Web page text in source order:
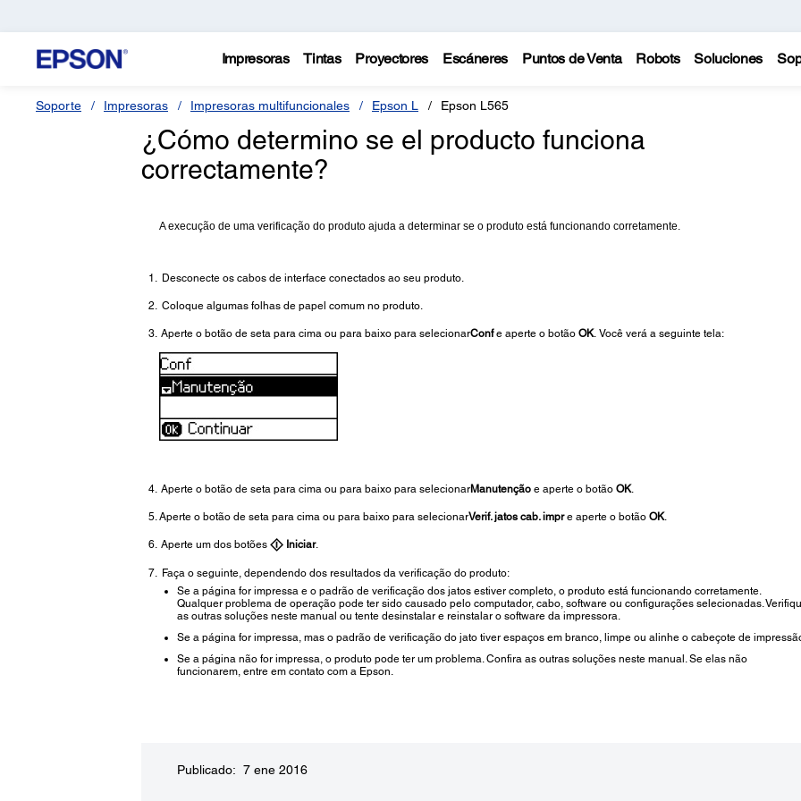
Impresoras Tintas Proyectores Escáneres Puntos de Venta Robots Soluciones
Soporte Impresoras Impresoras multifuncionales Epson L Epson L565
¿Cómo determino se el producto funciona
correctamente?
A execução de uma verificação do produto ajuda a determinar se o produto está funcionando corretamente.
Desconecte os cabos de interface conectados ao seu produto.
Coloque algumas folhas de papel comum no produto.
Aperte o botão de seta para cima ou para baixo para selecionarConf e aperte o botão OK. Você verá a seguinte tela:
Aperte o botão de seta para cima ou para baixo para selecionarManutenção e aperte o botão OK.
Aperte o botão de seta para cima ou para baixo para selecionarVerif. jatos cab. impr e aperte o botão OK.
Aperte um dos botões Iniciar.
Faça o seguinte, dependendo dos resultados da verificação do produto:
Se a página for impressa e o padrão de verificação dos jatos estiver completo, o produto está funcionando corretamente.
Qualquer problema de operação pode ter sido causado pelo computador, cabo, software ou configurações selecionadas.
as outras soluções neste manual ou tente desinstalar e reinstalar o software da impressora.
Se a página for impressa, mas o padrão de verificação do jato tiver espaços em branco, limpe ou alinhe o cabeçote de
Se a página não for impressa, o produto pode ter um problema. Confira as outras soluções neste manual. Se elas não
funcionarem, entre em contato com a Epson.
Publicado: 7 ene 2016